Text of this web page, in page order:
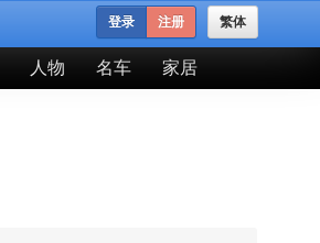
繁体
登录 注册
人物 名车 家居